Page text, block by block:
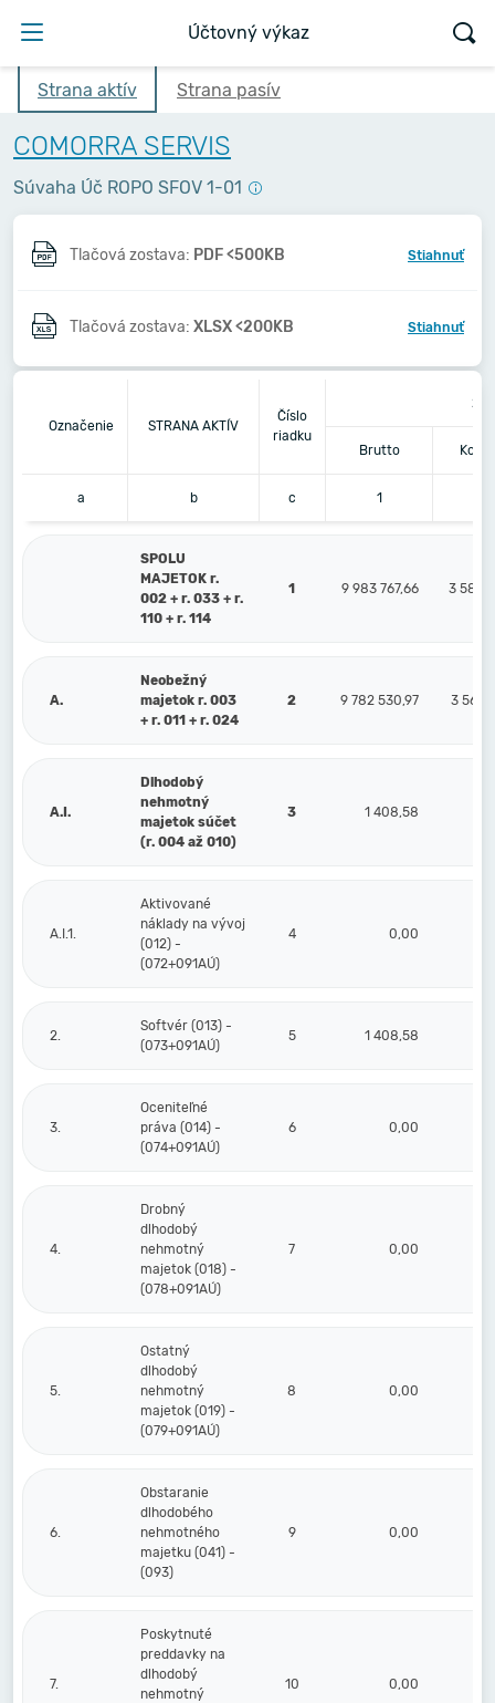
Účtovný výkaz
Strana aktív Strana pasív
COMORRA SERVIS
Súvaha Úč ROPO SFOV 1-01
Tlačová zostava: PDF <500KB Stiahnuť
Tlačová zostava: XLSX <200KB Stiahnuť
Označenie STRANA AKTÍV
Číslo
riadku
Brutto
a b c 1
SPOLU
MAJETOK r.
002 + r. 033 + r.
110 + r. 114
1 9 983 767,66 3 582
A.
Neobežný
majetok r. 003
+ r. 011 + r. 024
2 9 782 530,97 3 569
A.I.
Dlhodobý
nehmotný
majetok súčet
(r. 004 až 010)
3 1 408,58
A.I.1.
Aktivované
náklady na vývoj
(012) -
(072+091AÚ)
4 0,00
2.
Softvér (013) -
(073+091AÚ)
5 1 408,58
3.
Oceniteľné
práva (014) -
(074+091AÚ)
6 0,00
4.
Drobný
dlhodobý
nehmotný
majetok (018) -
(078+091AÚ)
7 0,00
5.
Ostatný
dlhodobý
nehmotný
majetok (019) -
(079+091AÚ)
8 0,00
6.
Obstaranie
dlhodobého
nehmotného
majetku (041) -
(093)
9 0,00
7.
Poskytnuté
preddavky na
dlhodobý
nehmotný
10 0,00